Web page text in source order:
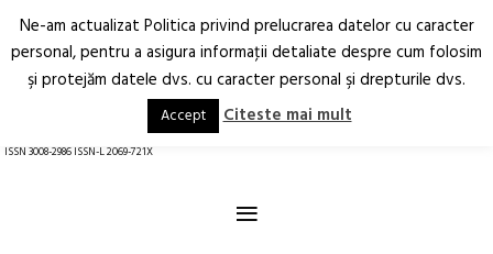
Arhitectură.
Oraș.
RO EN
ISSN 3008-2986 ISSN-L 2069-721X
≡
Ne-am actualizat Politica privind prelucrarea datelor cu caracter
personal, pentru a asigura informaţii detaliate despre cum folosim
şi protejăm datele dvs. cu caracter personal şi drepturile dvs.
Accept Citeste mai mult